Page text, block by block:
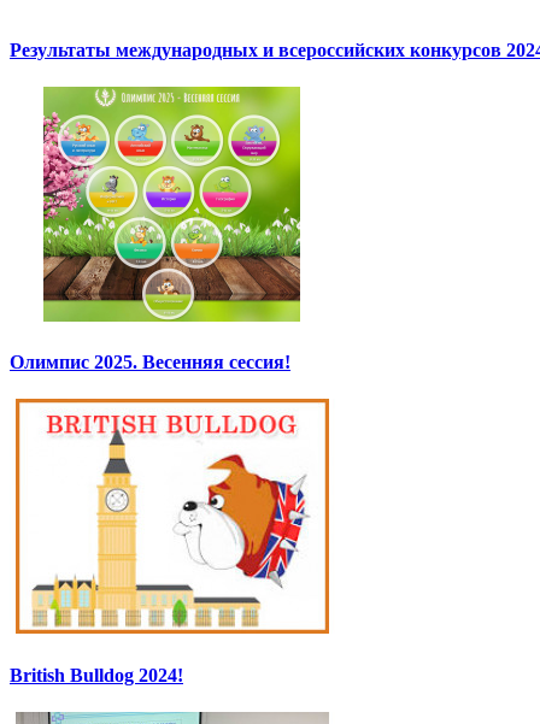
Результаты международных и всероссийских конкурсов
Олимпис 2025. Весенняя сессия!
British Bulldog 2024!